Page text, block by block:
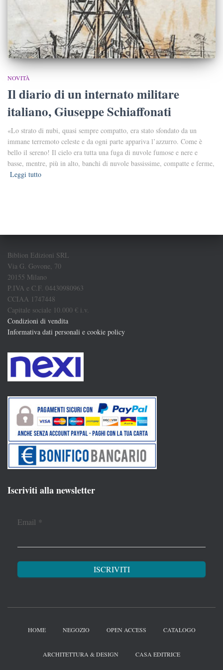
NOVITÀ
Il diario di un internato militare
italiano, Giuseppe Schiaffonati
«Lo strato di nubi, quasi sempre compatto, era stato sfondato da un
immane terremoto celeste e da ogni parte appariva l’azzurro. Come è
bello il sereno! Il cielo era tutta una fuga di nuvole fumose e nere e
basse, mentre, più in alto, banchi di nuvole bassissime, compatte e ferme,
Leggi tutto
Biblion Edizioni SRL
Via G. Govone, 70
20155 Milano
P.IVA e C.F. 04430980963
CCIAA 1747448
Capitale sociale 10.000 € i.v.
Condizioni di vendita
Informativa dati personali e cookie policy
Iscriviti alla newsletter
Email *
HOME NEGOZIO OPEN ACCESS CATALOGO
ARCHITETTURA & DESIGN CASA EDITRICE